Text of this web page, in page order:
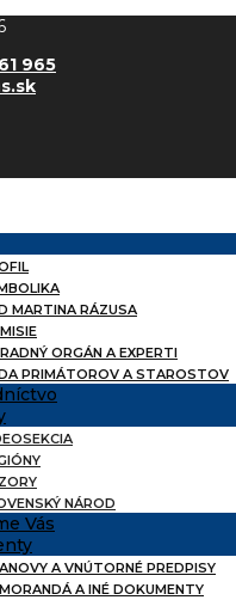
965
MARTINA RÁZUSA
ORGÁN A EXPERTI
PRIMÁTOROV A STAROSTOV
NÁROD
Vás
A VNÚTORNÉ PREDPISY
A INÉ DOKUMENTY